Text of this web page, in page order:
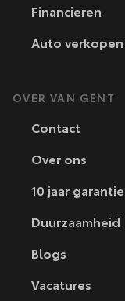
Financieren
Auto verkopen
OVER VAN GENT
Contact
Over ons
10 jaar garantie
Duurzaamheid
Blogs
Vacatures